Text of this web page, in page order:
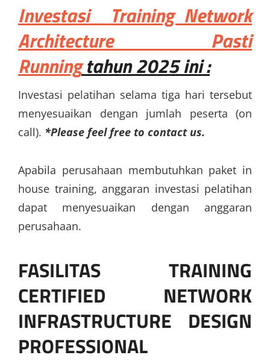
Investasi
Training Network
Architecture Pasti
Running tahun 2025 ini :
Investasi pelatihan selama tiga hari tersebut
menyesuaikan dengan jumlah peserta (on
call). *Please feel free to contact us.
Apabila perusahaan membutuhkan paket in
house training, anggaran investasi pelatihan
dapat menyesuaikan dengan anggaran
perusahaan.
FASILITAS TRAINING
CERTIFIED NETWORK
INFRASTRUCTURE DESIGN
PROFESSIONAL